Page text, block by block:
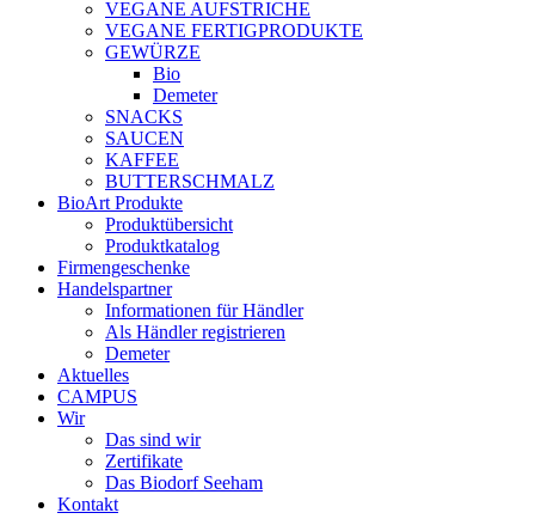
VEGANE AUFSTRICHE
VEGANE FERTIGPRODUKTE
GEWÜRZE
Bio
Demeter
SNACKS
SAUCEN
KAFFEE
BUTTERSCHMALZ
BioArt Produkte
Produktübersicht
Produktkatalog
Firmengeschenke
Handelspartner
Informationen für Händler
Als Händler registrieren
Demeter
Aktuelles
CAMPUS
Wir
Das sind wir
Zertifikate
Das Biodorf Seeham
Kontakt